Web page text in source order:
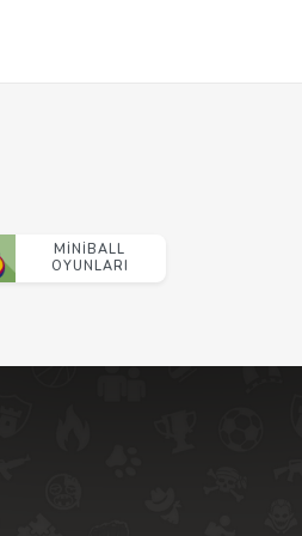
MINIBALL
OYUNLARI